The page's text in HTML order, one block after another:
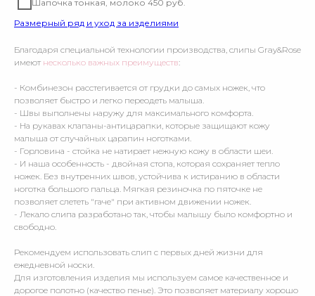
Шапочка тонкая, молоко 450 руб.
Размерный ряд и уход за изделиями
Благодаря специальной технологии производства, слипы Gray&Rose
имеют несколько важных преимуществ:
- Комбинезон расстегивается от грудки до самых ножек, что
позволяет быстро и легко переодеть малыша.
- Швы выполнены наружу для максимального комфорта.
- На рукавах клапаны-антицарапки, которые защищают кожу
малыша от случайных царапин ноготками.
- Горловина - стойка не натирает нежную кожу в области шеи.
- И наша особенность - двойная стопа, которая сохраняет тепло
ножек. Без внутренних швов, устойчива к истиранию в области
ноготка большого пальца. Мягкая резиночка по пяточке не
позволяет слететь "гаче" при активном движении ножек.
- Лекало слипа разработано так, чтобы малышу было комфортно и
свободно.
Рекомендуем использовать слип с первых дней жизни для
ежедневной носки.
Для изготовления изделия мы используем самое качественное и
дорогое полотно (качество пенье). Это позволяет материалу хорошо